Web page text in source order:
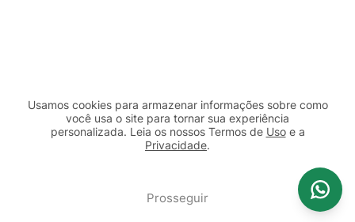
Usamos cookies para armazenar informações sobre como
você usa o site para tornar sua experiência
personalizada. Leia os nossos Termos de Usoe a
Privacidade.
Prosseguir